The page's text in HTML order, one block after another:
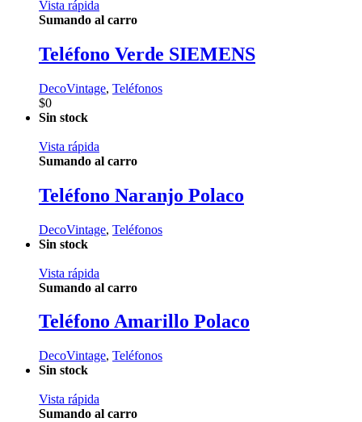
Vista rápida
Sumando al carro
Teléfono Verde SIEMENS
DecoVintage, Teléfonos
$0
Sin stock
Vista rápida
Sumando al carro
Teléfono Naranjo Polaco
DecoVintage, Teléfonos
Sin stock
Vista rápida
Sumando al carro
Teléfono Amarillo Polaco
DecoVintage, Teléfonos
Sin stock
Vista rápida
Sumando al carro